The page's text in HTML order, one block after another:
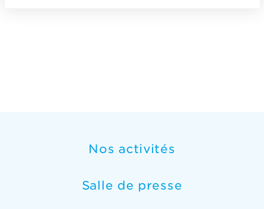
Nos activités
Salle de presse